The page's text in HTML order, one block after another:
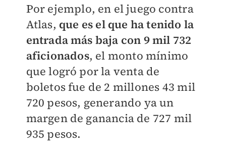
Por ejemplo, en el juego contra
Atlas, que es el que ha tenido la
entrada más baja con 9 mil 732
aficionados, el monto mínimo
que logró por la venta de
boletos fue de 2 millones 43 mil
720 pesos, generando ya un
margen de ganancia de 727 mil
935 pesos.